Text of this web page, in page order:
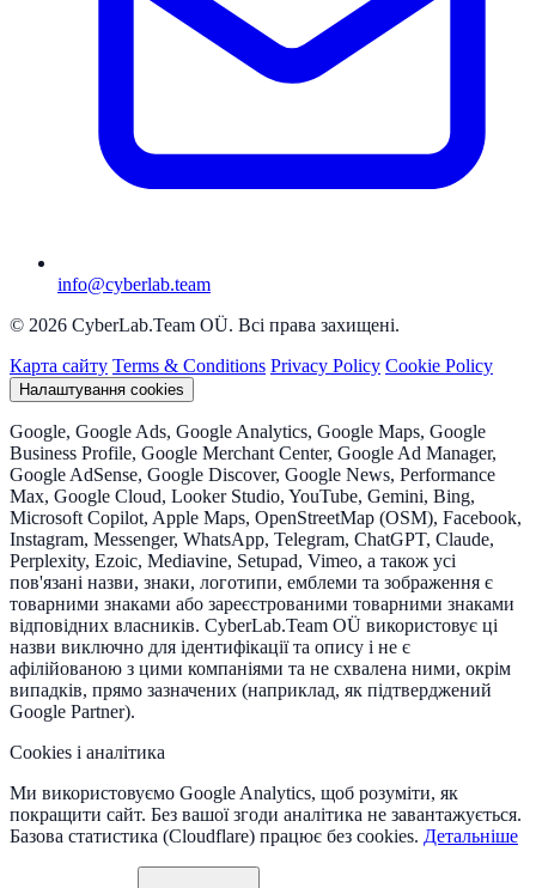
info@cyberlab.team
© 2026 CyberLab.Team OÜ. Всі права захищені.
Карта сайту Terms & Conditions Privacy Policy Cookie Policy
Налаштування cookies
Google, Google Ads, Google Analytics, Google Maps, Google
Business Profile, Google Merchant Center, Google Ad Manager,
Google AdSense, Google Discover, Google News, Performance
Max, Google Cloud, Looker Studio, YouTube, Gemini, Bing,
Microsoft Copilot, Apple Maps, OpenStreetMap (OSM), Facebook,
Instagram, Messenger, WhatsApp, Telegram, ChatGPT, Claude,
Perplexity, Ezoic, Mediavine, Setupad, Vimeo, а також усі
пов'язані назви, знаки, логотипи, емблеми та зображення є
товарними знаками або зареєстрованими товарними знаками
відповідних власників. CyberLab.Team OÜ використовує ці
назви виключно для ідентифікації та опису і не є
афілійованою з цими компаніями та не схвалена ними, окрім
випадків, прямо зазначених (наприклад, як підтверджений
Google Partner).
Cookies і аналітика
Ми використовуємо Google Analytics, щоб розуміти, як
покращити сайт. Без вашої згоди аналітика не завантажується.
Базова статистика (Cloudflare) працює без cookies. Детальніше